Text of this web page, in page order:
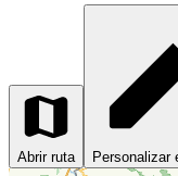
Abrir ruta Personalizar